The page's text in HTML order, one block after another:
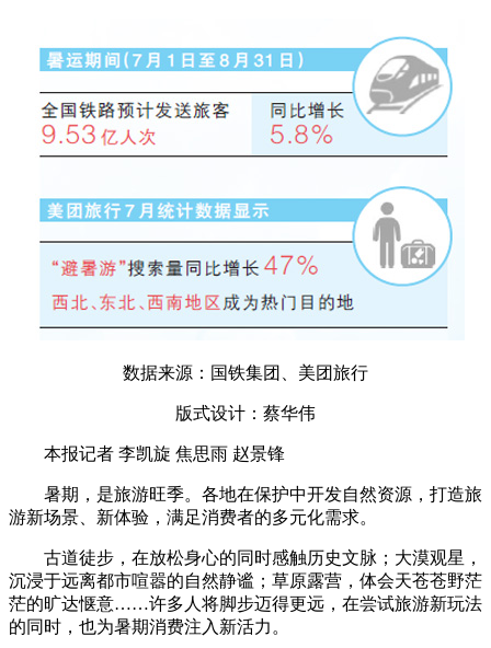
数据来源：国铁集团、美团旅行
版式设计：蔡华伟
本报记者 李凯旋 焦思雨 赵景锋
暑期，是旅游旺季。各地在保护中开发自然资源，打造旅
游新场景、新体验，满足消费者的多元化需求。
古道徒步，在放松身心的同时感触历史文脉；大漠观星，
沉浸于远离都市喧嚣的自然静谧；草原露营，体会天苍苍野茫
茫的旷达惬意……许多人将脚步迈得更远，在尝试旅游新玩法
的同时，也为暑期消费注入新活力。